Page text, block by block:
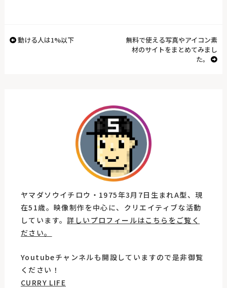
動ける人は1%以下
無料で使える写真やアイコン素
材のサイトをまとめてみまし
た。
ヤマダソウイチロウ・1975年3月7日生まれA型、現
在51歳。映像制作を中心に、クリエイティブな活動
しています。詳しいプロフィールはこちらをご覧く
ださい。
Youtubeチャンネルも開設していますので是非御覧
ください！
CURRY LIFE